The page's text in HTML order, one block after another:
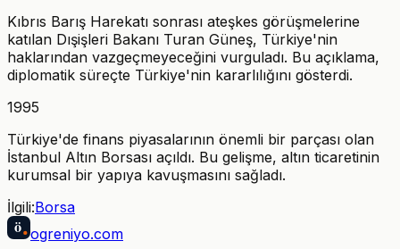
Kıbrıs Barış Harekatı sonrası ateşkes görüşmelerine
katılan Dışişleri Bakanı Turan Güneş, Türkiye'nin
haklarından vazgeçmeyeceğini vurguladı. Bu açıklama,
diplomatik süreçte Türkiye'nin kararlılığını gösterdi.
1995
Türkiye'de finans piyasalarının önemli bir parçası olan
İstanbul Altın Borsası açıldı. Bu gelişme, altın ticaretinin
kurumsal bir yapıya kavuşmasını sağladı.
İlgili:Borsa
ö ogreniyo.com